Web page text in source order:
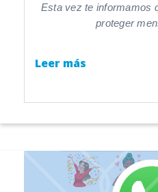
Esta vez te informamos
proteger
Leer más